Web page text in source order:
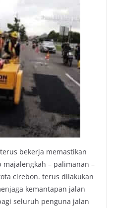
bekerja memastikan
– palimanan –
cirebon. terus dilakukan
kemantapan jalan
seluruh penguna jalan